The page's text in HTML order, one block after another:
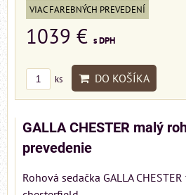
VIAC FAREBNÝCH PREVEDENÍ
1039 € s DPH
ks DO KOŠÍKA
GALLA CHESTER malý
prevedenie
Rohová sedačka GALLA